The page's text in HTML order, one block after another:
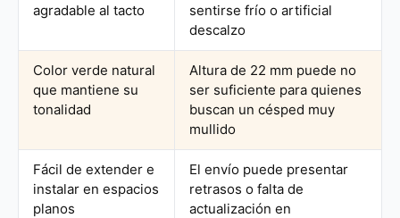
agradable al tacto
sentirse frío o artificial
descalzo
Color verde natural
que mantiene su
tonalidad
Altura de 22 mm puede no
ser suficiente para quienes
buscan un césped muy
mullido
Fácil de extender e
instalar en espacios
planos
El envío puede presentar
retrasos o falta de
actualización en